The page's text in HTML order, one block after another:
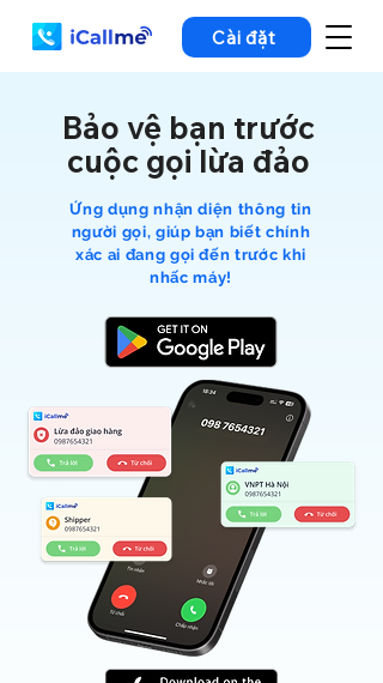
Cài đặt
Bảo vệ bạn trước
cuộc gọi lừa đảo
Ứng dụng nhận diện thông tin
người gọi, giúp bạn biết chính
xác ai đang gọi đến trước khi
nhấc máy!